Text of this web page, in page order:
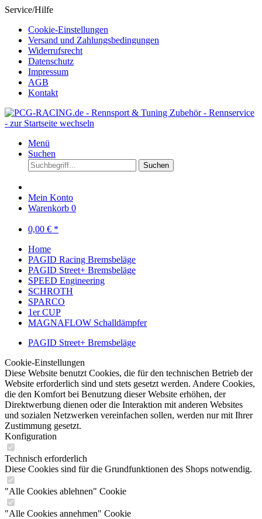
Service/Hilfe
Cookie-Einstellungen
Versand und Zahlungsbedingungen
Widerrufsrecht
Datenschutz
Impressum
AGB
Kontakt
Menü
Suchen
Suchen
Mein Konto
Warenkorb 0
0,00 € *
Home
PAGID Racing Bremsbeläge
PAGID Street+ Bremsbeläge
SPEED Engineering
SCHROTH
SPARCO
1er CUP
MAGNAFLOW Schalldämpfer
PAGID Street+ Bremsbeläge
Cookie-Einstellungen
Diese Website benutzt Cookies, die für den technischen Betrieb der
Website erforderlich sind und stets gesetzt werden. Andere Cookies,
die den Komfort bei Benutzung dieser Website erhöhen, der
Direktwerbung dienen oder die Interaktion mit anderen Websites
und sozialen Netzwerken vereinfachen sollen, werden nur mit Ihrer
Zustimmung gesetzt.
Konfiguration
Technisch erforderlich
Diese Cookies sind für die Grundfunktionen des Shops notwendig.
"Alle Cookies ablehnen" Cookie
"Alle Cookies annehmen" Cookie